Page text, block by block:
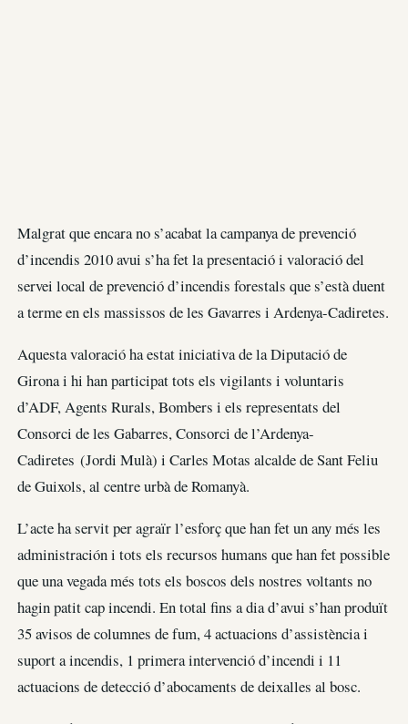
Malgrat que encara no s’acabat la campanya de prevenció
d’incendis 2010 avui s’ha fet la presentació i valoració del
servei local de prevenció d’incendis forestals que s’està duent
a terme en els massissos de les Gavarres i Ardenya-Cadiretes.
Aquesta valoració ha estat iniciativa de la Diputació de
Girona i hi han participat tots els vigilants i voluntaris
d’ADF, Agents Rurals, Bombers i els representats del
Consorci de les Gabarres, Consorci de l’Ardenya-
Cadiretes (Jordi Mulà) i Carles Motas alcalde de Sant Feliu
de Guixols, al centre urbà de Romanyà.
L’acte ha servit per agraïr l’esforç que han fet un any més les
administración i tots els recursos humans que han fet possible
que una vegada més tots els boscos dels nostres voltants no
hagin patit cap incendi. En total fins a dia d’avui s’han produït
35 avisos de columnes de fum, 4 actuacions d’assistència i
suport a incendis, 1 primera intervenció d’incendi i 11
actuacions de detecció d’abocaments de deixalles al bosc.